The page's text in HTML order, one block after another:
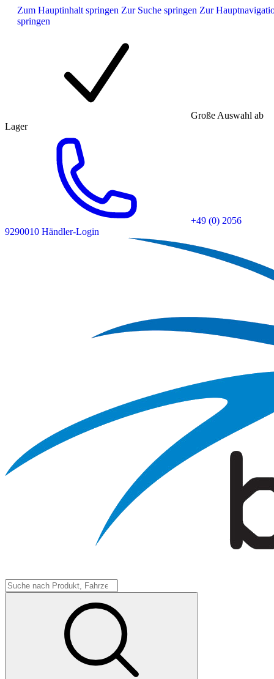
Zum Hauptinhalt springen Zur Suche springen Zur
springen
Große Auswahl ab
Lager
+49 (0) 2056
9290010 Händler-Login